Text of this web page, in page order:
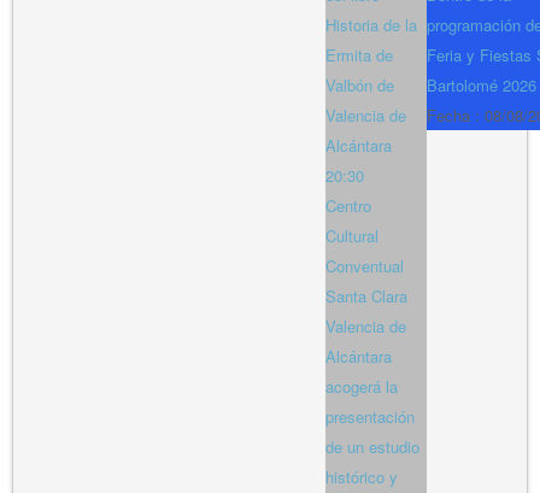
Historia de la
Ermita de
Valbón de
Valencia de
Alcántara
20:30
Centro
Cultural
Conventual
Santa Clara
Valencia de
Alcántara
acogerá la
presentación
de un estudio
histórico y
programación
Feria y Fiestas
Bartolomé 2026
Fecha : 08/08/